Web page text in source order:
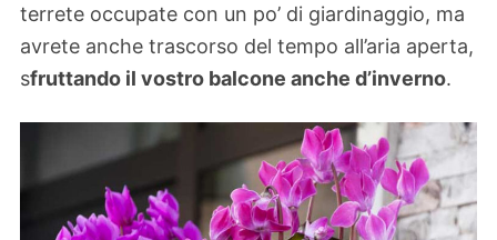
terrete occupate con un po’ di giardinaggio, ma
avrete anche trascorso del tempo all’aria aperta,
sfruttando il vostro balcone anche d’inverno.